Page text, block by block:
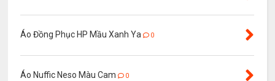
Áo Đồng Phục HP Mầu Xanh Ya 0
Áo Nuffic Neso Màu Cam 0